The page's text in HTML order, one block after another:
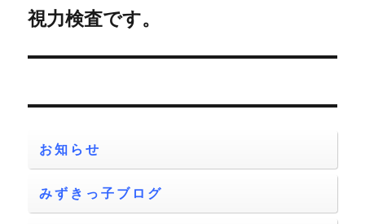
ゲ
ー
ン
次
投
視力検査です。
お知らせ
みずきっ子ブログ